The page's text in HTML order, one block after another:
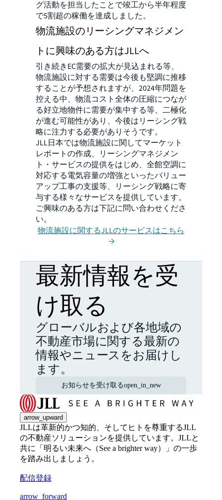
グ活動を担当したことで竣工から半年程度
で5割超の稼働を達成しました。
物流施設のリーシングマネジメン
トに興味のある方はJLLへ
引き続きEC需要の拡大が見込まれる等、
物流施設に対する需要は今後も堅調に推移
することが予想されますが、2024年問題を
控える中、物流コスト全体の圧縮につなが
る好立地物件に需要が集中する等、二極化
が進む可能性があり、今後はリーシング戦
略に注力する必要がありそうです。
JLL日本では物流施設に関してマーケット
レポートの作成、リーシングマネジメン
ト・サービスの提供をはじめ、全館空調に
対応する電気容量の増強といったバリュー
アップ工事の支援等、リーシング戦略に寄
与する様々なサービスを提供しています。
ご興味のある方は下記に問い合わせくださ
い。
物流施設に関するJLLのサービスはこちら
最新情報を受
け取る
グローバルおよび各地域の
不動産市場に関する最新の
情報やニュースをお届けし
ます。
お知らせを受け取るopen_in_new
arrow_upward
JLLは革新的かつ知的、そしてヒトを尊重するJLL
の不動産ソリューションを提供しています。JLLと
共に「明るい未来へ（See a brighter way）」の一歩
を踏み出しましょう。
配信登録
arrow_forward